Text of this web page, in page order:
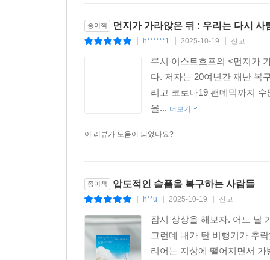
종이책 먼지가 가라앉은 뒤 : 우리는 다시 사
h******1 2025-10-19 신고
루시 이스트호프의 <먼지가
다. 저자는 20여년간 재난 복
리고 코로나19 팬데믹까지
을... 더보기
이 리뷰가 도움이 되었나요?
종이책 압도적인 슬픔을 복구하는 사람들
h**u 2025-10-19 신고
잠시 상상을 해보자. 어느 날
그런데 내가 탄 비행기가 추
리어는 지상에 떨어지면서